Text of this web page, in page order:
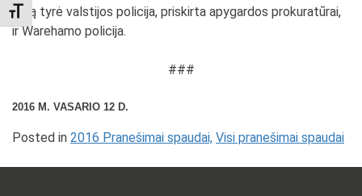
TOGGLE FONT SIZE
Bylą tyrė valstijos policija, priskirta apygardos prokuratūrai,
ir Warehamo policija.
###
2016 M. VASARIO 12 D.
Posted in 2016 Pranešimai spaudai, Visi pranešimai spaudai